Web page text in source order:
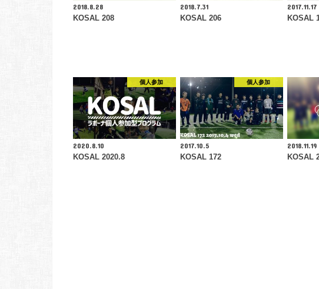
2018.8.28
KOSAL 208
2018.7.31
KOSAL 206
2017.11.17
KOSAL
個人参加
2020.8.10
KOSAL 2020.8
個人参加
2017.10.5
KOSAL 172
2018.11.19
KOSAL